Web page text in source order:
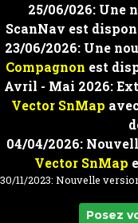
25/06/026: Une
ScanNav est
23/06/2026: Une
Compagnon est
Avril - Mai 2026:
Vector SnMap
04/04/2026:
Vector SnMap
30/11/2023: Nouvelle
Posez